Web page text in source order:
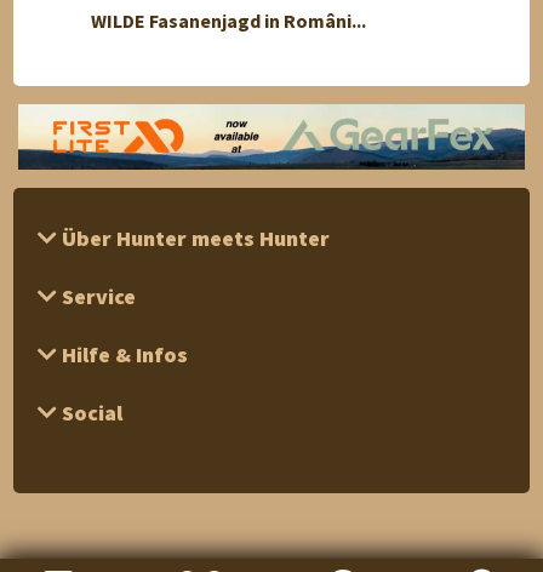
WILDE Fasanenjagd in Români...
Über Hunter meets Hunter
Service
Hilfe & Infos
Social